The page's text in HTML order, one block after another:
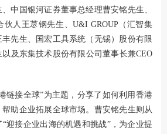
中国银河证券董事总经理曹安铭先生、
伙人王荩钢先生、U&I GROUP（汇智集
先生、国宏工具系统（无锡）股份有限
及东集技术股份有限公司董事长兼CEO
链接全球”为主题，分享了如何利用香港
助企业拓展全球市场。曹安铭先生则从
迎接企业出海的机遇和挑战”，为企业提